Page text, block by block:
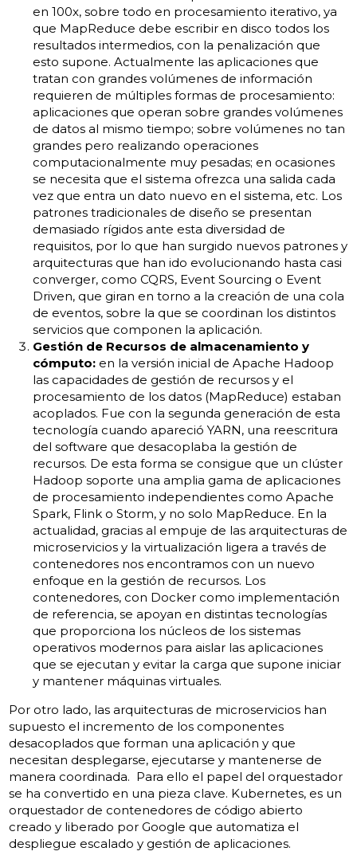
en 100x, sobre todo en procesamiento iterativo, ya
que MapReduce debe escribir en disco todos los
resultados intermedios, con la penalización que
esto supone. Actualmente las aplicaciones que
tratan con grandes volúmenes de información
requieren de múltiples formas de procesamiento:
aplicaciones que operan sobre grandes volúmenes
de datos al mismo tiempo; sobre volúmenes no tan
grandes pero realizando operaciones
computacionalmente muy pesadas; en ocasiones
se necesita que el sistema ofrezca una salida cada
vez que entra un dato nuevo en el sistema, etc. Los
patrones tradicionales de diseño se presentan
demasiado rígidos ante esta diversidad de
requisitos, por lo que han surgido nuevos patrones y
arquitecturas que han ido evolucionando hasta casi
converger, como CQRS, Event Sourcing o Event
Driven, que giran en torno a la creación de una cola
de eventos, sobre la que se coordinan los distintos
servicios que componen la aplicación.
Gestión de Recursos de almacenamiento y
cómputo: en la versión inicial de Apache Hadoop
las capacidades de gestión de recursos y el
procesamiento de los datos (MapReduce) estaban
acoplados. Fue con la segunda generación de esta
tecnología cuando apareció YARN, una reescritura
del software que desacoplaba la gestión de
recursos. De esta forma se consigue que un clúster
Hadoop soporte una amplia gama de aplicaciones
de procesamiento independientes como Apache
Spark, Flink o Storm, y no solo MapReduce. En la
actualidad, gracias al empuje de las arquitecturas de
microservicios y la virtualización ligera a través de
contenedores nos encontramos con un nuevo
enfoque en la gestión de recursos. Los
contenedores, con Docker como implementación
de referencia, se apoyan en distintas tecnologías
que proporciona los núcleos de los sistemas
operativos modernos para aislar las aplicaciones
que se ejecutan y evitar la carga que supone iniciar
y mantener máquinas virtuales.
Por otro lado, las arquitecturas de microservicios han
supuesto el incremento de los componentes
desacoplados que forman una aplicación y que
necesitan desplegarse, ejecutarse y mantenerse de
manera coordinada. Para ello el papel del orquestador
se ha convertido en una pieza clave. Kubernetes, es un
orquestador de contenedores de código abierto
creado y liberado por Google que automatiza el
despliegue escalado y gestión de aplicaciones.